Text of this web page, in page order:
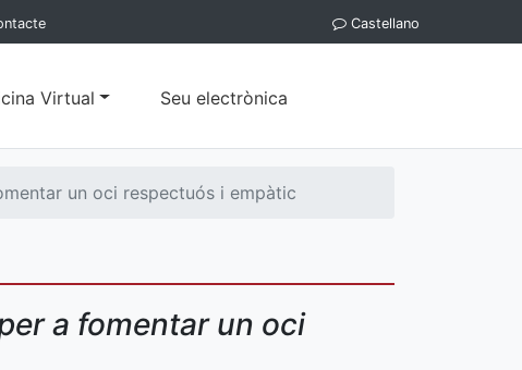
Castellano
Virtual Seu electrònica
un oci respectuós i empàtic
a fomentar un oci